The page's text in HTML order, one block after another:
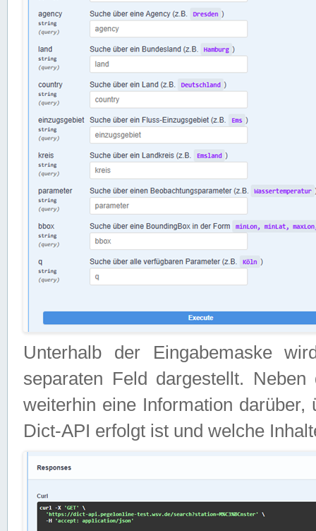
Unterhalb der Eingabemaske
separaten Feld dargestellt.
weiterhin eine Information
Dict-API erfolgt ist und welche